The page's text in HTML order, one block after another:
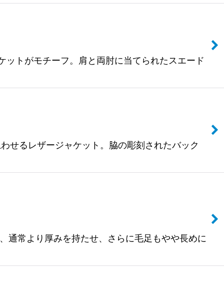
トがモチーフ。肩と両肘に当てられたスエード
せるレザージャケット。脇の彫刻されたバック
常より厚みを持たせ、さらに毛足もやや長めに